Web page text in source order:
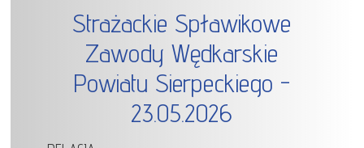
Strażackie Spławikowe
Zawody Wędkarskie
Powiatu Sierpeckiego -
23.05.2026